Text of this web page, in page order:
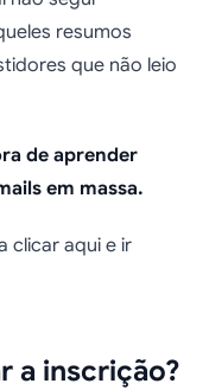
resumos
que não leio
de aprender
em massa.
clicar aqui e ir
a inscrição?